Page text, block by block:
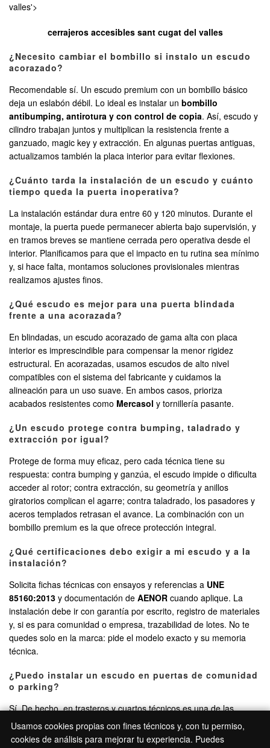
valles'>
cerrajeros accesibles sant cugat del valles
¿Necesito cambiar el bombillo si instalo un escudo
acorazado?
Recomendable sí. Un escudo premium con un bombillo básico
deja un eslabón débil. Lo ideal es instalar un bombillo
antibumping, antirotura y con control de copia. Así, escudo y
cilindro trabajan juntos y multiplican la resistencia frente a
ganzuado, magic key y extracción. En algunas puertas antiguas,
actualizamos también la placa interior para evitar flexiones.
¿Cuánto tarda la instalación de un escudo y cuánto
tiempo queda la puerta inoperativa?
La instalación estándar dura entre 60 y 120 minutos. Durante el
montaje, la puerta puede permanecer abierta bajo supervisión, y
en tramos breves se mantiene cerrada pero operativa desde el
interior. Planificamos para que el impacto en tu rutina sea mínimo
y, si hace falta, montamos soluciones provisionales mientras
realizamos ajustes finos.
¿Qué escudo es mejor para una puerta blindada
frente a una acorazada?
En blindadas, un escudo acorazado de gama alta con placa
interior es imprescindible para compensar la menor rigidez
estructural. En acorazadas, usamos escudos de alto nivel
compatibles con el sistema del fabricante y cuidamos la
alineación para un uso suave. En ambos casos, prioriza
acabados resistentes como Mercasol y tornillería pasante.
¿Un escudo protege contra bumping, taladrado y
extracción por igual?
Protege de forma muy eficaz, pero cada técnica tiene su
respuesta: contra bumping y ganzúa, el escudo impide o dificulta
acceder al rotor; contra extracción, su geometría y anillos
giratorios complican el agarre; contra taladrado, los pasadores y
aceros templados retrasan el avance. La combinación con un
bombillo premium es la que ofrece protección integral.
¿Qué certificaciones debo exigir a mi escudo y a la
instalación?
Solicita fichas técnicas con ensayos y referencias a UNE
85160:2013 y documentación de AENOR cuando aplique. La
instalación debe ir con garantía por escrito, registro de materiales
y, si es para comunidad o empresa, trazabilidad de lotes. No te
quedes solo en la marca: pide el modelo exacto y su memoria
técnica.
¿Puedo instalar un escudo en puertas de comunidad
o parking?
Sí. De hecho, en trasteros y cuartos técnicos es una de las
mejoras más rentables. Adaptamos escudos a puertas metálicas
con contraplacas y, si conviene, añadimos cerraduras auxiliares o
Usamos cookies propias con fines técnicos y, con tu permiso,
cookies de análisis para mejorar tu experiencia. Puedes